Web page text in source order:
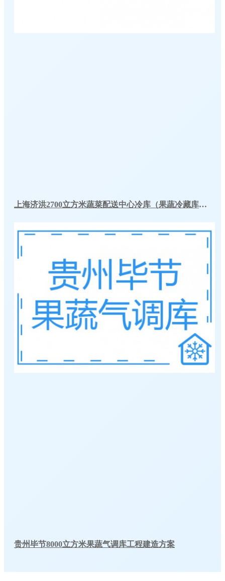
上海济洪2700立方米蔬菜配送中心冷库（果蔬冷藏库）工程
贵州毕节8000立方米果蔬气调库工程建造方案